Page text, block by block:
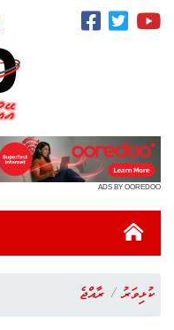
ADS BY OOREDOO
ކުޅިވަރު ރާއްޖެ